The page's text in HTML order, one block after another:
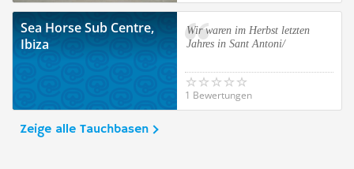
Sea Horse Sub Centre,
Ibiza
Wir waren im Herbst letzten
Jahres in Sant Antoni/
1 Bewertungen
Zeige alle Tauchbasen